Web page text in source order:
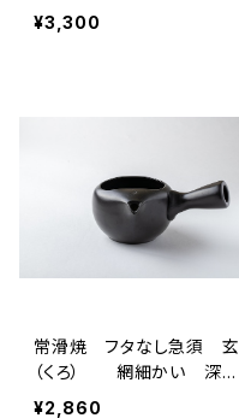
応 割れにくい 内容量約1
80㏄（満水時250㏄）
¥3,300
常滑焼 フタなし急須 玄
（くろ） 網細かい 深蒸
し茶も対応可 ２８０㎖
¥2,860